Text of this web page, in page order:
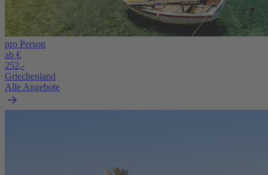
pro Person
ab €
252,-
Griechenland
Alle Angebote